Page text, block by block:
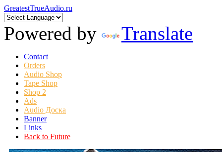
GreatestTrueAudio.ru
Powered by Translate
Contact
Orders
Audio Shop
Tape Shop
Shop 2
Ads
Audio Доска
Banner
Links
Back to Future